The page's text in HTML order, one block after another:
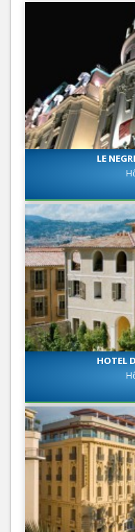
LE
HOTEL